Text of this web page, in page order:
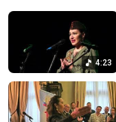
4:23